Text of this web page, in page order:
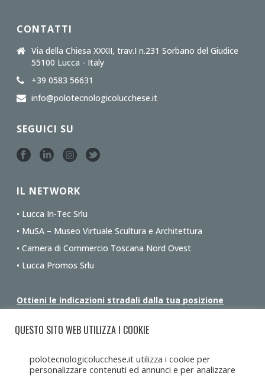
CONTATTI
Via della Chiesa XXXII, trav.I n.231 Sorbano del Giudice
55100 Lucca - Italy
+39 0583 56631
info@polotecnologicolucchese.it
SEGUICI SU
IL NETWORK
• Lucca In-Tec Srlu
• MuSA – Museo Virtuale Scultura e Architettura
• Camera di Commercio Toscana Nord Ovest
• Lucca Promos Srlu
Ottieni le indicazioni stradali dalla tua posizione
QUESTO SITO WEB UTILIZZA I COOKIE
polotecnologicolucchese.it utilizza i cookie per
personalizzare contenuti ed annunci e per analizzare